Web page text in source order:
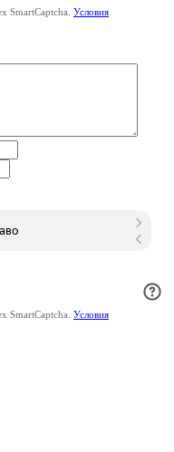
SmartCaptcha. Условия
SmartCaptcha. Условия